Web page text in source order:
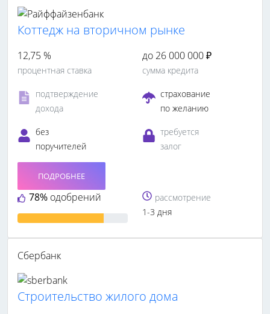
Коттедж на вторичном рынке
12,75 %
процентная ставка
до 26 000 000 ₽
сумма кредита
подтверждение
дохода
страхование
по желанию
без
поручителей
требуется
залог
78% одобрений
ПОДРОБНЕЕ
рассмотрение
1-3 дня
Сбербанк
Строительство жилого дома